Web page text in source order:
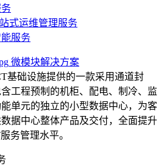
式运维管理服务
服务
微模块解决方案
基础设施提供的一款采用通道封
工程预制的机柜、配电、制冷、监
单元的独立的小型数据中心，为客
数据中心整体产品及交付，全面提升
务管理水平。